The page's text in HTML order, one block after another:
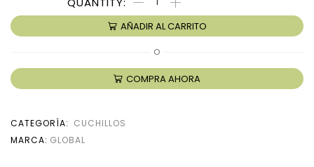
AÑADIR AL CARRITO
O
COMPRA AHORA
CATEGORÍA: CUCHILLOS
MARCA: GLOBAL